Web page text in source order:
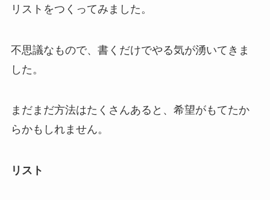
リストをつくってみました。
不思議なもので、書くだけでやる気が湧いてきま
した。
まだまだ方法はたくさんあると、希望がもてたか
らかもしれません。
リスト